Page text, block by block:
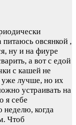
овсянкой ,
ну и на фиуре
а вот с едой
с кашей не
уже лучше, но их
устраивать на
я себе
неделю, когда
Чтоб